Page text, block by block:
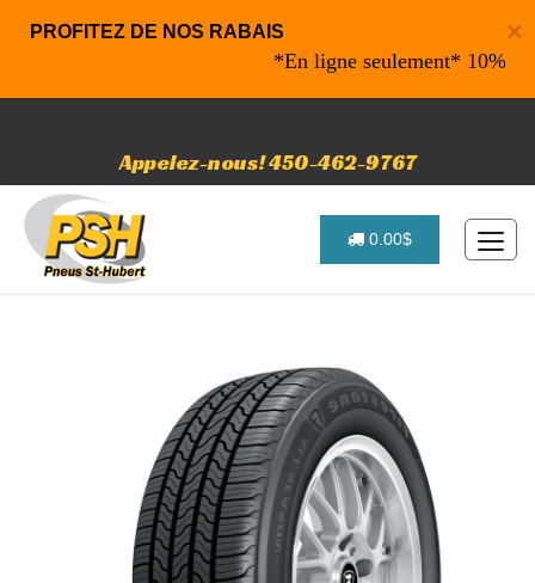
×
PROFITEZ DE NOS RABAIS
*En ligne seulement* 10% de
Appelez-nous! 450-462-9767
0.00$